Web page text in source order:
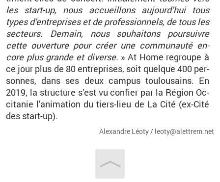
les start-up, nous ac­cueillons au­jour­d’hui tous
types d’en­tre­prises et de pro­fes­sion­nels, de tous les
sec­teurs. De­main, nous sou­hai­tons pour­suivre
cette ou­ver­ture pour créer une com­mu­nauté en­
core plus grande et di­verse. » At Home re­groupe à
ce jour plus de 80 en­tre­prises, soit quelque 400 per­
sonnes, dans ses deux cam­pus tou­lou­sains. En
2019, la struc­ture s’est vu confier par la Ré­gion Oc­
ci­ta­nie l'ani­ma­tion du tiers-lieu de La Cité (ex-Cité
des start-up).
Alexandre Léoty / leo­ty@​alet­trem.​net